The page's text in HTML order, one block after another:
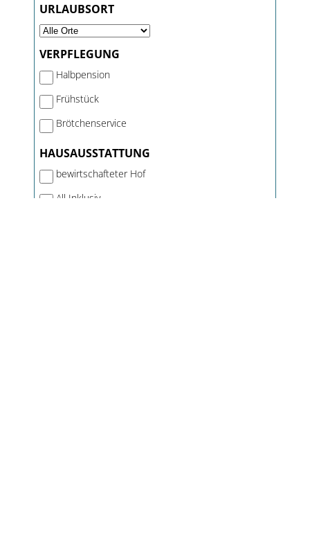
URLAUBSORT
VERPFLEGUNG
Halbpension
Frühstück
Brötchenservice
HAUSAUSSTATTUNG
bewirtschafteter Hof
All Inklusiv